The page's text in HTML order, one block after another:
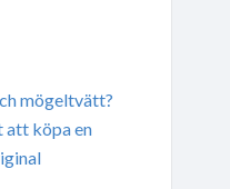
mögeltvätt?
att köpa en